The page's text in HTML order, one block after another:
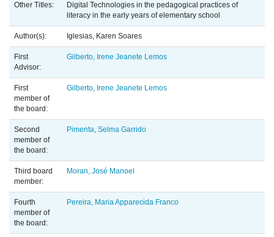
Other Titles:
Digital Technologies in the pedagogical practices of
literacy in the early years of elementary school
Author(s): Iglesias, Karen Soares
First
Advisor:
Gilberto, Irene Jeanete Lemos
First
member of
the board:
Gilberto, Irene Jeanete Lemos
Second
member of
the board:
Pimenta, Selma Garrido
Third board
member:
Moran, José Manoel
Fourth
member of
the board:
Pereira, Maria Apparecida Franco